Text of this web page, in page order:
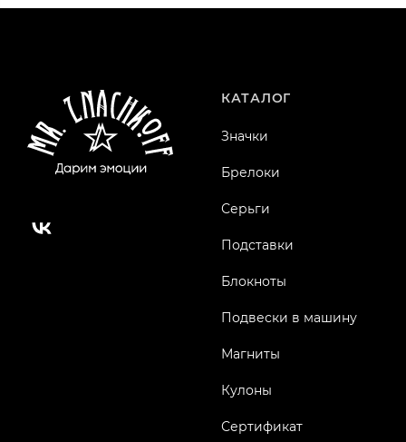
КАТАЛОГ
Значки
Брелоки
Серьги
Подставки
Блокноты
Подвески в машину
Магниты
Кулоны
Сертификат